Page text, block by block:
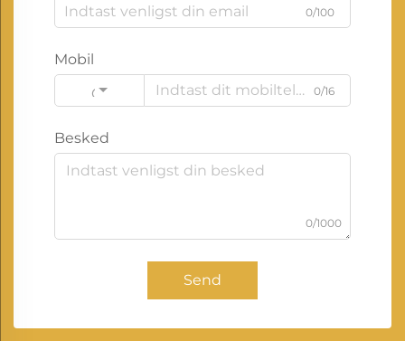
0/100
Mobil
Code
0/16
Besked
0/1000
Send